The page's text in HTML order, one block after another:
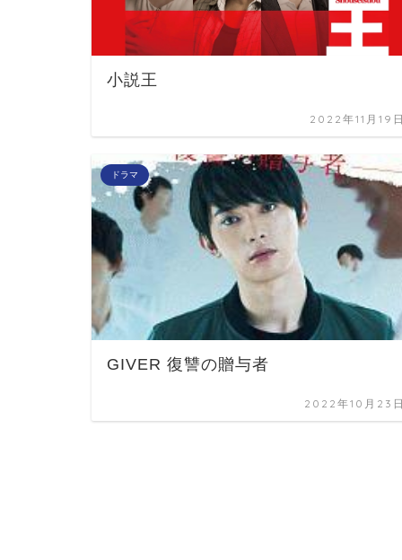
小説王
2022年11月19
ドラマ
GIVER 復讐の贈与者
2022年10月23